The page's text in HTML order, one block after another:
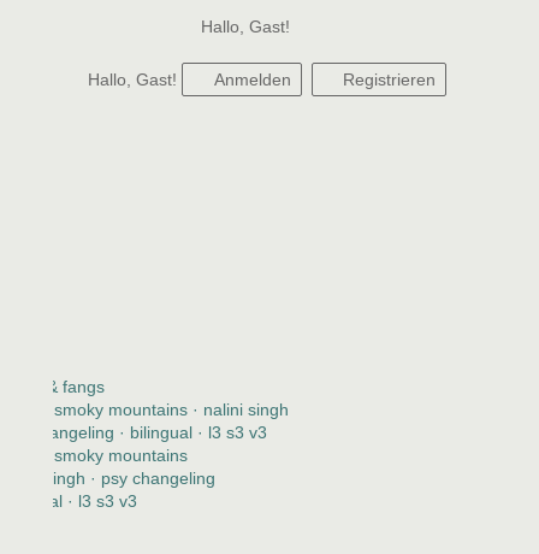
Hallo, Gast!
Hallo, Gast! Anmelden Registrieren
claws & fangs
2123 · smoky mountains · nalini singh
psy changeling · bilingual · l3 s3 v3
2123 · smoky mountains
nalini singh · psy changeling
bilingual · l3 s3 v3